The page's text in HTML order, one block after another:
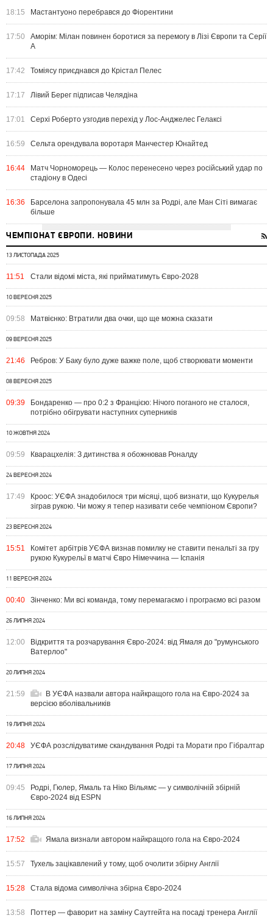
18:15 Мастантуоно перебрався до Фіорентини
17:50
Аморім: Мілан повинен боротися за перемогу в Лізі Європи та Серії
А
17:42 Томіясу приєднався до Крістал Пелес
17:17 Лівий Берег підписав Челядіна
17:01 Серхі Роберто узгодив перехід у Лос-Анджелес Гелаксі
16:59 Сельта орендувала воротаря Манчестер Юнайтед
16:44
Матч Чорноморець — Колос перенесено через російський удар по
стадіону в Одесі
16:36
Барселона запропонувала 45 млн за Родрі, але Ман Сіті вимагає
більше
ЧЕМПІОНАТ ЄВРОПИ. НОВИНИ
13 ЛИСТОПАДА 2025
11:51 Стали відомі міста, які прийматимуть Євро-2028
10 ВЕРЕСНЯ 2025
09:58 Матвієнко: Втратили два очки, що ще можна сказати
09 ВЕРЕСНЯ 2025
21:46 Ребров: У Баку було дуже важке поле, щоб створювати моменти
08 ВЕРЕСНЯ 2025
09:39
Бондаренко — про 0:2 з Францією: Нічого поганого не сталося,
потрібно обігрувати наступних суперників
10 ЖОВТНЯ 2024
09:59 Кварацхелія: З дитинства я обожнював Роналду
24 ВЕРЕСНЯ 2024
17:49
Кроос: УЄФА знадобилося три місяці, щоб визнати, що Кукурелья
зіграв рукою. Чи можу я тепер називати себе чемпіоном Європи?
23 ВЕРЕСНЯ 2024
15:51
Комітет арбітрів УЄФА визнав помилку не ставити пенальті за гру
рукою Кукурельї в матчі Євро Німеччина — Іспанія
11 ВЕРЕСНЯ 2024
00:40 Зінченко: Ми всі команда, тому перемагаємо і програємо всі разом
26 ЛИПНЯ 2024
12:00
Відкриття та розчарування Євро-2024: від Ямаля до "румунського
Ватерлоо"
20 ЛИПНЯ 2024
21:59
В УЄФА назвали автора найкращого гола на Євро-2024 за
версією вболівальників
19 ЛИПНЯ 2024
20:48 УЄФА розслідуватиме скандування Родрі та Морати про Гібралтар
17 ЛИПНЯ 2024
09:45
Родрі, Гюлер, Ямаль та Ніко Вільямс — у символічній збірній
Євро-2024 від ESPN
16 ЛИПНЯ 2024
17:52 Ямала визнали автором найкращого гола на Євро-2024
15:57 Тухель зацікавлений у тому, щоб очолити збірну Англії
15:28 Стала відома символічна збірна Євро-2024
13:58 Поттер — фаворит на заміну Саутгейта на посаді тренера Англії